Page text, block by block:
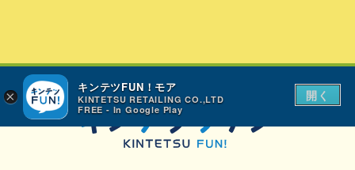
×
キンテツFUN！モア
KINTETSU RETAILING CO.,LTD
FREE - In Google Play
開く